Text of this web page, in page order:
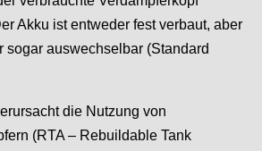
Akku ist entweder fest verbaut, aber
sogar auswechselbar (Standard
die Nutzung von
(RTA – Rebuildable Tank